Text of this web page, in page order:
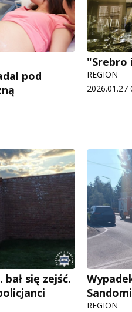
pod
"Srebro
REGION
2026.01.27
bał się zejść.
REGION